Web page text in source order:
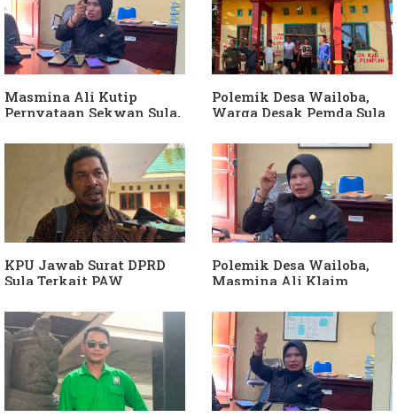
Soal Intervensi Politik,
Langkah Wakil Ketua
Komisi I Bukan
intervensi Politik
Dituding Jadikan
Bendahara Desa Wailoba
sebagai "ATM Berjalan",
Armin Soamole: Harus
Dibuktikan
Masmina Ali Kutip
Pernyataan Sekwan Sula,
Diduga Jadikan
Keponakan "ATM
Berjalan"
Polemik Desa Wailoba,
Warga Desak Pemda Sula
APH Usut Dugaan
Penyimpangan Dana Desa
KPU Jawab Surat DPRD
Sula Terkait PAW
Hanura
Polemik Desa Wailoba,
Masmina Ali Klaim
Keterlibatan Ketua PKB
Sula